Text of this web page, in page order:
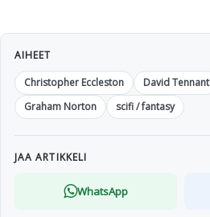
AIHEET
Christopher Eccleston
David Tennant
Graham Norton
scifi / fantasy
JAA ARTIKKELI
WhatsApp